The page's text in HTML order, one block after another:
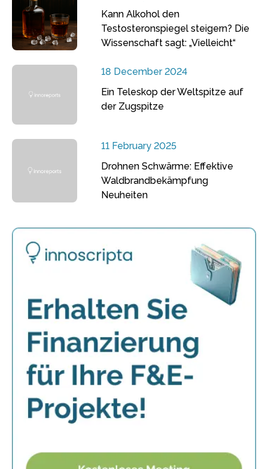
Kann Alkohol den
Testosteronspiegel steigern? Die
Wissenschaft sagt: „Vielleicht“
18 December 2024
Ein Teleskop der Weltspitze auf
der Zugspitze
11 February 2025
Drohnen Schwärme: Effektive
Waldbrandbekämpfung
Neuheiten